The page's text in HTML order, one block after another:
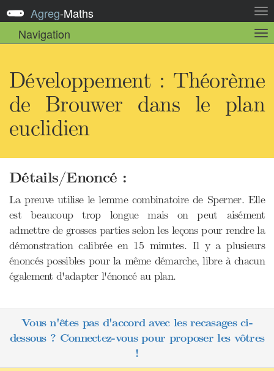
la
Agreg-Maths
Navigation
la
Développement : Théorème
de Brouwer dans le plan
euclidien
Détails/Enoncé :
La preuve utilise le lemme combinatoire de Sperner. Elle
est beaucoup trop longue mais on peut aisément
admettre de grosses parties selon les leçons pour rendre la
démonstration calibrée en 15 minutes. Il y a plusieurs
énoncés possibles pour la même démarche, libre à chacun
également d'adapter l'énoncé au plan.
Vous n'êtes pas d'accord avec les recasages ci-
dessous ? Connectez-vous pour proposer les vôtres
!